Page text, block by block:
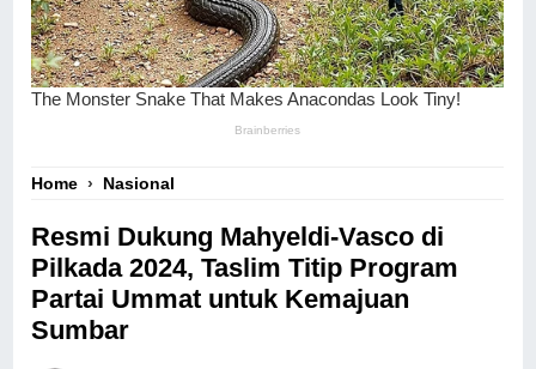
Home › Nasional
Resmi Dukung Mahyeldi-Vasco di
Pilkada 2024, Taslim Titip Program
Partai Ummat untuk Kemajuan
Sumbar